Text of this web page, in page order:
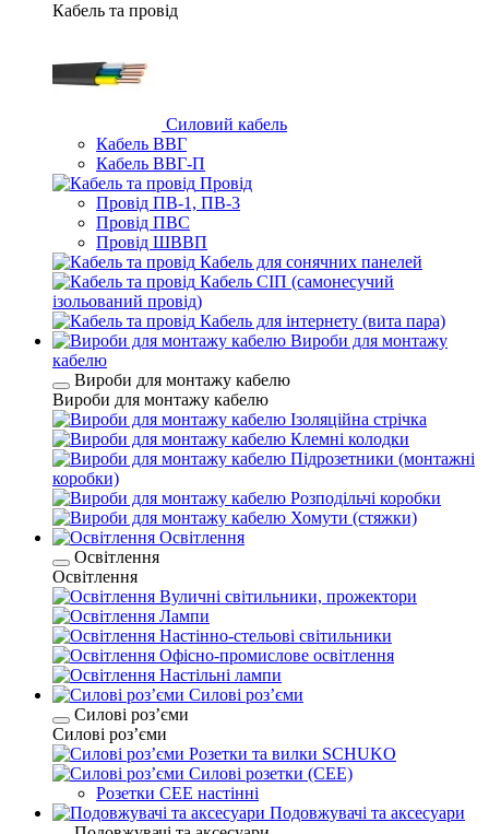
Кабель та провід
Силовий кабель
Кабель ВВГ
Кабель ВВГ-П
Провід
Провід ПВ-1, ПВ-3
Провід ПВС
Провід ШВВП
Кабель для сонячних панелей
Кабель СІП (самонесучий
ізольований провід)
Кабель для інтернету (вита пара)
Вироби для монтажу
кабелю
Вироби для монтажу кабелю
Вироби для монтажу кабелю
Ізоляційна стрічка
Клемні колодки
Підрозетники (монтажні
коробки)
Розподільчі коробки
Хомути (стяжки)
Освітлення
Освітлення
Освітлення
Вуличні світильники, прожектори
Лампи
Настінно-стельові світильники
Офісно-промислове освітлення
Настільні лампи
Силові розʼєми
Силові розʼєми
Силові розʼєми
Розетки та вилки SCHUKO
Силові розетки (CEE)
Розетки CEE настінні
Подовжувачі та аксесуари